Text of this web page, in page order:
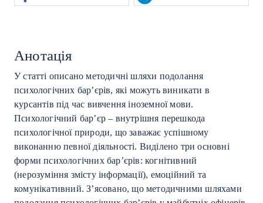
Анотація
У статті описано методичні шляхи подолання
психологічних бар’єрів, які можуть виникати в
курсантів під час вивчення іноземної мови.
Психологічний бар’єр – внутрішня перешкода
психологічної природи, що заважає успішному
виконанню певної діяльності. Виділено три основні
форми психологічних бар’єрів: когнітивний
(нерозуміння змісту інформації), емоційний та
комунікативний. З’ясовано, що методичними шляхами